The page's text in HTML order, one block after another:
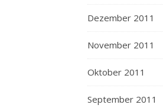
Dezember 2011
November 2011
Oktober 2011
September 2011